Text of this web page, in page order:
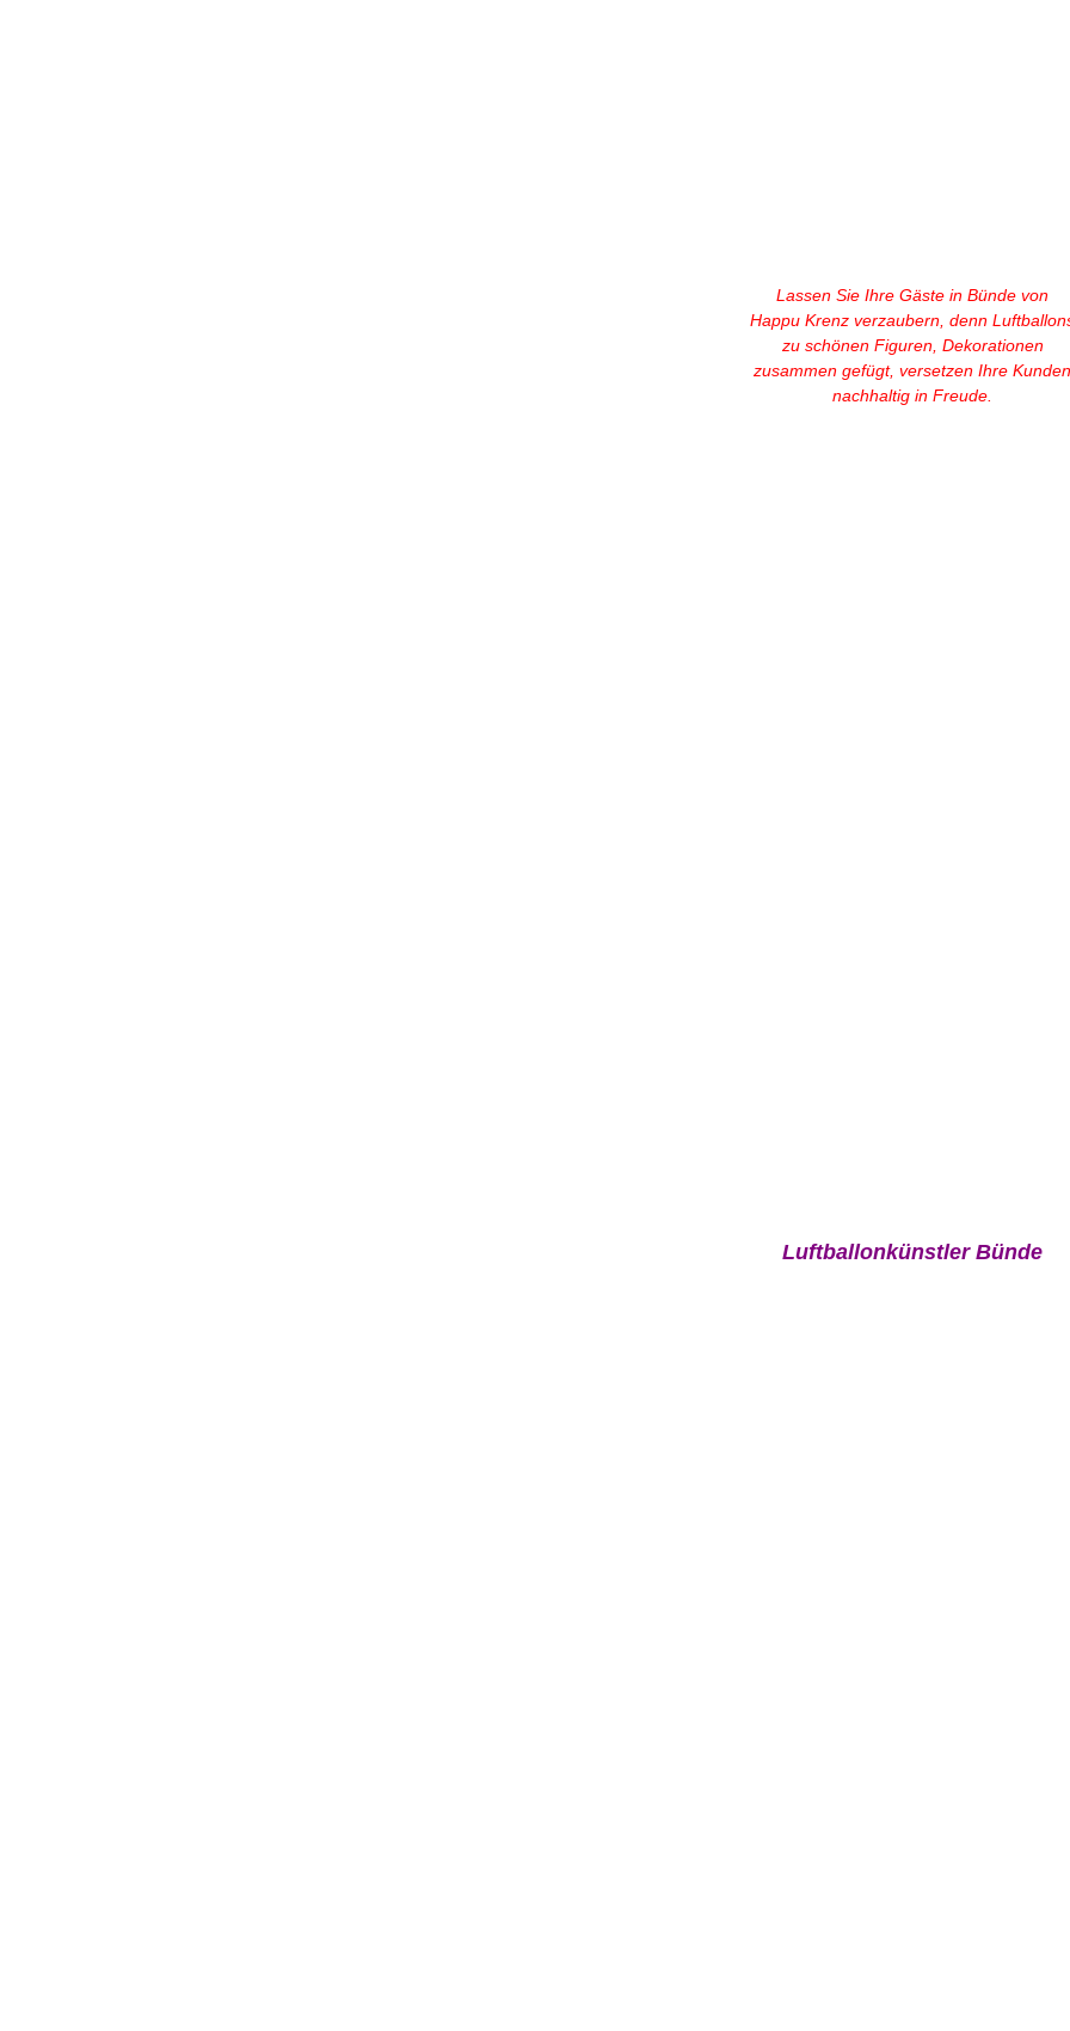
Lassen Sie Ihre Gäste in Bünde von
Happu Krenz verzaubern, denn
zu schönen Figuren, Dekorationen
zusammen gefügt, versetzen Ihre Kunden
nachhaltig in Freude.
Luftballonkünstler Bünde